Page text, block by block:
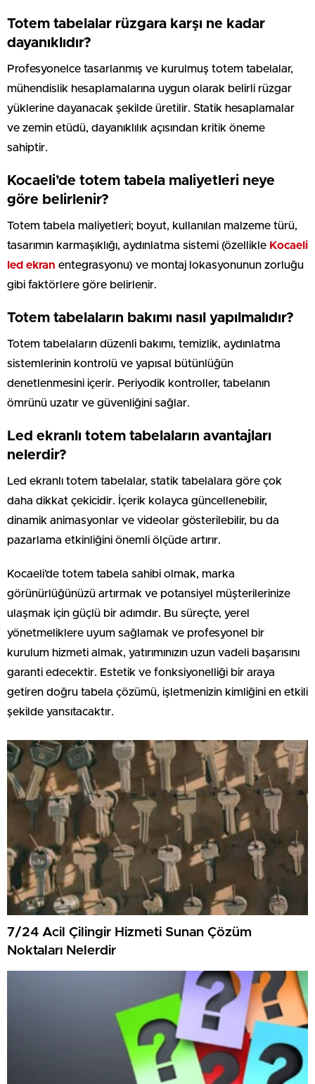
Totem tabelalar rüzgara karşı ne kadar
dayanıklıdır?
Profesyonelce tasarlanmış ve kurulmuş totem tabelalar,
mühendislik hesaplamalarına uygun olarak belirli rüzgar
yüklerine dayanacak şekilde üretilir. Statik hesaplamalar
ve zemin etüdü, dayanıklılık açısından kritik öneme
sahiptir.
Kocaeli’de totem tabela maliyetleri neye
göre belirlenir?
Totem tabela maliyetleri; boyut, kullanılan malzeme türü,
tasarımın karmaşıklığı, aydınlatma sistemi (özellikle Kocaeli
led ekran entegrasyonu) ve montaj lokasyonunun zorluğu
gibi faktörlere göre belirlenir.
Totem tabelaların bakımı nasıl yapılmalıdır?
Totem tabelaların düzenli bakımı, temizlik, aydınlatma
sistemlerinin kontrolü ve yapısal bütünlüğün
denetlenmesini içerir. Periyodik kontroller, tabelanın
ömrünü uzatır ve güvenliğini sağlar.
Led ekranlı totem tabelaların avantajları
nelerdir?
Led ekranlı totem tabelalar, statik tabelalara göre çok
daha dikkat çekicidir. İçerik kolayca güncellenebilir,
dinamik animasyonlar ve videolar gösterilebilir, bu da
pazarlama etkinliğini önemli ölçüde artırır.
Kocaeli’de totem tabela sahibi olmak, marka
görünürlüğünüzü artırmak ve potansiyel müşterilerinize
ulaşmak için güçlü bir adımdır. Bu süreçte, yerel
yönetmeliklere uyum sağlamak ve profesyonel bir
kurulum hizmeti almak, yatırımınızın uzun vadeli başarısını
garanti edecektir. Estetik ve fonksiyonelliği bir araya
getiren doğru tabela çözümü, işletmenizin kimliğini en etkili
şekilde yansıtacaktır.
7/24 Acil Çilingir Hizmeti Sunan Çözüm
Noktaları Nelerdir